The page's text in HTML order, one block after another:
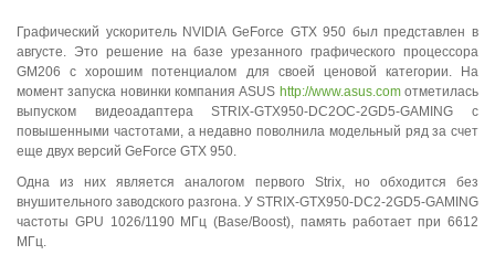
Графический ускоритель NVIDIA GeForce GTX 950 был представлен в
августе. Это решение на базе урезанного графического процессора
GM206 с хорошим потенциалом для своей ценовой категории. На
момент запуска новинки компания ASUS http://www.asus.comотметилась
выпуском видеоадаптера STRIX-GTX950-DC2OC-2GD5-GAMING с
повышенными частотами, а недавно поволнила модельный ряд за счет
еще двух версий GeForce GTX 950.
Одна из них является аналогом первого Strix, но обходится без
внушительного заводского разгона. У STRIX-GTX950-DC2-2GD5-GAMING
частоты GPU 1026/1190 МГц (Base/Boost), память работает при 6612
МГц.